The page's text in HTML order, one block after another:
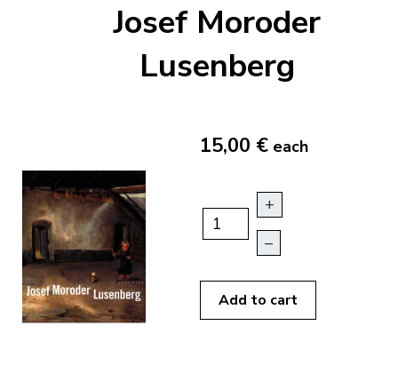
Josef Moroder
Lusenberg
15,00 € each
+
–
Add to cart